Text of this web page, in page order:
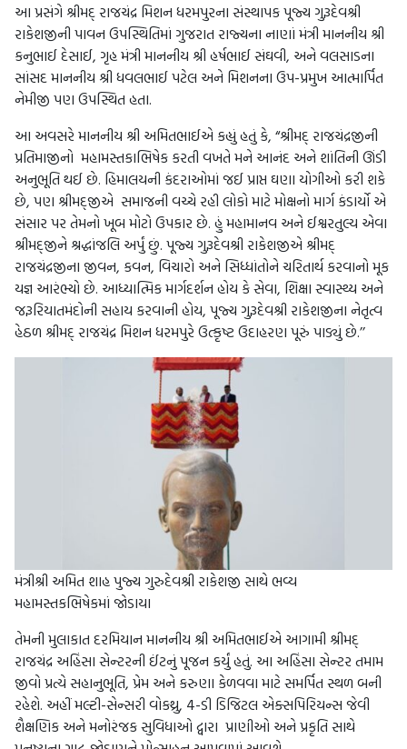
આ પ્રસંગે શ્રીમદ્ રાજચંદ્ર મિશન ધરમપુરના સંસ્થાપક પૂજ્ય ગુરૂદેવશ્રી
રાકેશજીની પાવન ઉપસ્થિતિમાં ગુજરાત રાજ્યના નાણાં મંત્રી માનનીય શ્રી
કનુભાઈ દેસાઈ, ગૃહ મંત્રી માનનીય શ્રી હર્ષભાઈ સંઘવી, અને વલસાડના
સાંસદ માનનીય શ્રી ધવલભાઈ પટેલ અને મિશનના ઉપ-પ્રમુખ આત્માર્પિત
નેમીજી પણ ઉપસ્થિત હતા.
આ અવસરે માનનીય શ્રી અમિતભાઈએ કહ્યું હતું કે, “શ્રીમદ્ રાજચંદ્રજીની
પ્રતિમાજીનો મહામસ્તકાભિષેક કરતી વખતે મને આનંદ અને શાંતિની ઊંડી
અનુભૂતિ થઈ છે. હિમાલયની કંદરાઓમાં જઈ પ્રાપ્ત ઘણા યોગીઓ કરી શકે
છે, પણ શ્રીમદ્જીએ સમાજની વચ્ચે રહી લોકો માટે મોક્ષનો માર્ગ કંડાર્યો એ
સંસાર પર તેમનો ખૂબ મોટો ઉપકાર છે. હું મહામાનવ અને ઈશ્વરતુલ્ય એવા
શ્રીમદ્જીને શ્રદ્ધાંજલિ અર્પું છું. પૂજ્ય ગુરૂદેવશ્રી રાકેશજીએ શ્રીમદ્
રાજચંદ્રજીના જીવન, કવન, વિચારો અને સિધ્ધાંતોને ચરિતાર્થ કરવાનો મૂક
યજ્ઞ આરંભ્યો છે. આધ્યાત્મિક માર્ગદર્શન હોય કે સેવા, શિક્ષા સ્વાસ્થ્ય અને
જરૂરિયાતમંદોની સહાય કરવાની હોય, પૂજ્ય ગુરૂદેવશ્રી રાકેશજીના નેતૃત્વ
હેઠળ શ્રીમદ્ રાજચંદ્ર મિશન ધરમપુરે ઉત્કૃષ્ટ ઉદાહરણ પૂરું પાડ્યું છે.’’
મંત્રીશ્રી અમિત શાહ પુજ્ય ગુરુદેવશ્રી રાકેશજી સાથે ભવ્ય
મહામસ્તકભિષેકમાં જોડાયા
તેમની મુલાકાત દરમિયાન માનનીય શ્રી અમિતભાઈએ આગામી શ્રીમદ્
રાજચંદ્ર અહિંસા સેન્ટરની ઈંટનું પૂજન કર્યું હતું. આ અહિંસા સેન્ટર તમામ
જીવો પ્રત્યે સહાનુભૂતિ, પ્રેમ અને કરુણા કેળવવા માટે સમર્પિત સ્થળ બની
રહેશે. અહીં મલ્ટી-સેન્સરી વોકથ્રુ, 4-ડી ડિજિટલ એક્સપિરિયન્સ જેવી
શૈક્ષણિક અને મનોરંજક સુવિધાઓ દ્વારા પ્રાણીઓ અને પ્રકૃતિ સાથે